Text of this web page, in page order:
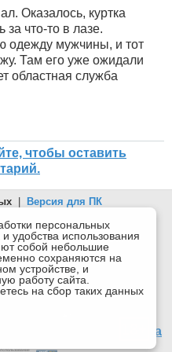
Оказалось, куртка
за что-то в лазе.
одежду мужчины, и тот
Там его уже ожидали
областная служба
чтобы оставить
Версия для ПК
tv29.ru
the GNU General Public
Mobile Joomla!
Рудалев А.Г.
поморья,
и
персональных
удобства использования
собой небольшие
сохраняются на
устройстве, и
работу сайта.
на сбор таких данных